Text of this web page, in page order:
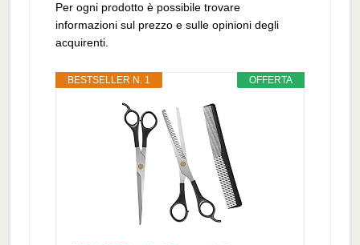
Per ogni prodotto è possibile trovare
informazioni sul prezzo e sulle opinioni degli
acquirenti.
OFFERTA
BESTSELLER N. 1